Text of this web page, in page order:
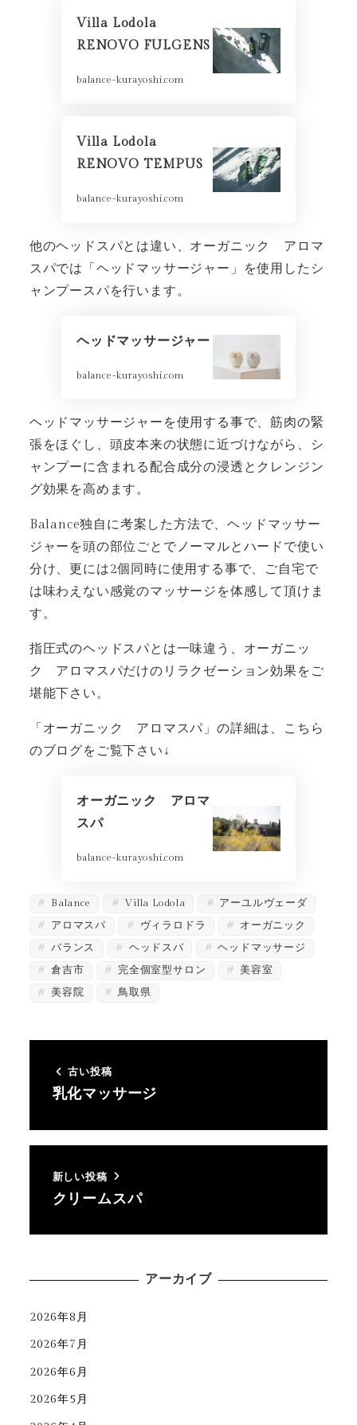
Villa Lodola
RENOVO FULGENS
balance-kurayoshi.com
Villa Lodola
RENOVO TEMPUS
balance-kurayoshi.com
他のヘッドスパとは違い、オーガニック アロマ
スパでは「ヘッドマッサージャー」を使用したシ
ャンプースパを行います。
ヘッドマッサージャー
balance-kurayoshi.com
ヘッドマッサージャーを使用する事で、筋肉の緊
張をほぐし、頭皮本来の状態に近づけながら、シ
ャンプーに含まれる配合成分の浸透とクレンジン
グ効果を高めます。
Balance独自に考案した方法で、ヘッドマッサー
ジャーを頭の部位ごとでノーマルとハードで使い
分け、更には2個同時に使用する事で、ご自宅で
は味わえない感覚のマッサージを体感して頂けま
す。
指圧式のヘッドスパとは一味違う、オーガニッ
ク アロマスパだけのリラクゼーション効果をご
堪能下さい。
「オーガニック アロマスパ」の詳細は、こちら
のブログをご覧下さい↓
オーガニック アロマ
スパ
balance-kurayoshi.com
Balance Villa Lodola
アーユルヴェーダ
アロマスパ
ヴィラロドラ
オーガニック
バランス
ヘッドスパ
ヘッドマッサージ
倉吉市
完全個室型サロン
美容室
美容院
鳥取県
古い投稿
乳化マッサージ
新しい投稿
クリームスパ
アーカイブ
2026年8月
2026年7月
2026年6月
2026年5月